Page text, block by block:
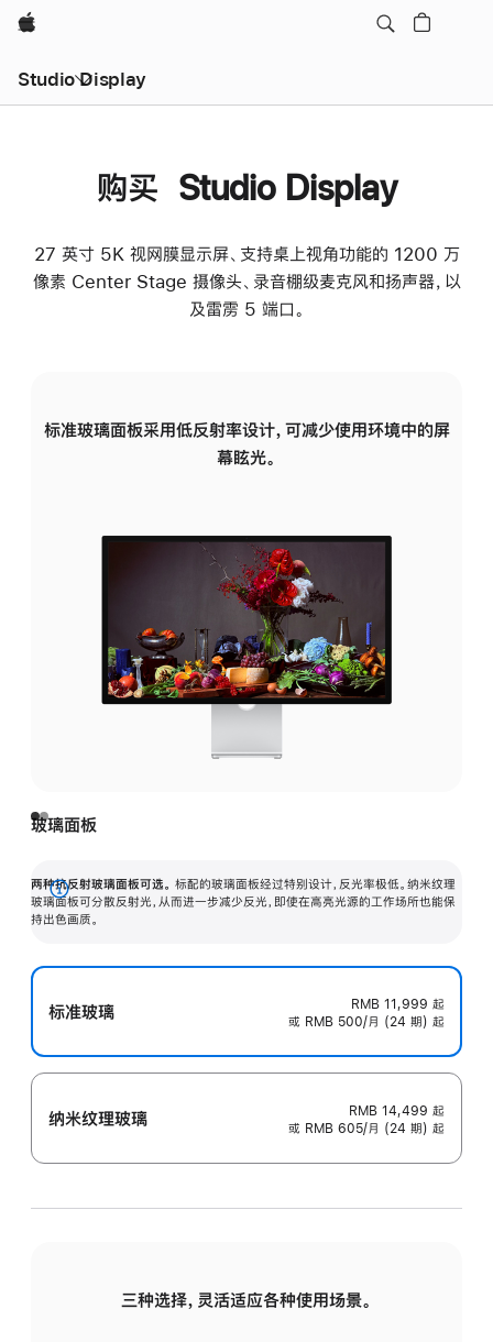
Apple
Studio Display
购买 Studio Display
27 英寸 5K 视网膜显示屏、支持桌上视角功能的 1200 万
像素 Center Stage 摄像头、录音棚级麦克风和扬声器，以
及雷雳 5 端口。
标准玻璃面板采用低反射率设计，可减少使用环境中的屏
幕眩光。
玻璃面板
两种抗反射玻璃面板可选。 标配的玻璃面板经过特别设计，反光率极低。纳米纹理
玻璃面板可分散反射光，从而进一步减少反光，即使在高亮光源的工作场所也能保
持出色画质。
展
开
标准玻璃 RMB 11,999 起
或 RMB 500/月 (24 期) 起
纳米纹理玻璃 RMB 14,499 起
或 RMB 605/月 (24 期) 起
三种选择，灵活适应各种使用场景。